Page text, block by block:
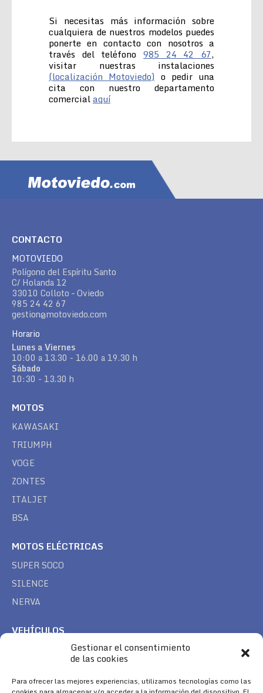
Gestionar el consentimiento
de las cookies
Para ofrecer las mejores experiencias, utilizamos tecnologías como las
Si necesitas más información sobre
cualquiera de nuestros modelos puedes
ponerte en contacto con nosotros a
través del teléfono 985 24 42 67,
visitar nuestras instalaciones
(localización Motoviedo) o pedir una
cita con nuestro departamento
comercialaquí
CONTACTO
MOTOVIEDO
Polígono del Espíritu Santo
C/ Holanda 12
33010 Colloto – Oviedo
985 24 42 67
gestion@motoviedo.com
Horario
Lunes a Viernes
10:00 a 13.30 - 16.00 a 19.30 h
Sábado
10:30 - 13.30 h
MOTOS
KAWASAKI
TRIUMPH
VOGE
ZONTES
ITALJET
BSA
MOTOS ELÉCTRICAS
SUPER SOCO
SILENCE
NERVA
VEHÍCULOS
TREK